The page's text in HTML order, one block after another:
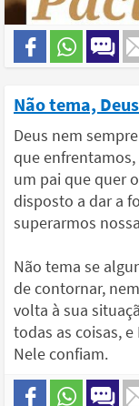
Não tema,
Deus nem
que
um pai que quer
disposto a dar a
superarmos
Não tema se
de contornar,
volta à sua
todas as coisas,
Nele confiam.